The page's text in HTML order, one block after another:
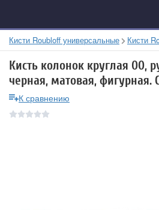
Кисти Roubloff универсальные Кисти
Кисть колонок круглая 00,
черная, матовая, фигурная.
К сравнению